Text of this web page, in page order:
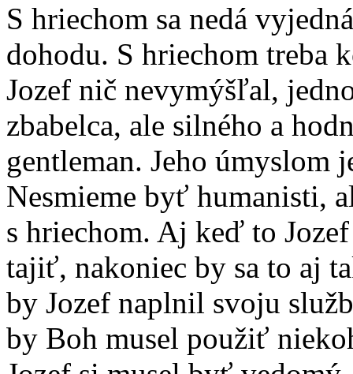
S hriechom sa nedá
dohodu. S hriechom treba
Jozef nič nevymýšľal,
zbabelca, ale silného a
gentleman. Jeho
Nesmieme byť humanisti,
s hriechom. Aj keď to
tajiť, nakoniec by sa to aj
by Jozef naplnil svoju
by Boh musel použiť